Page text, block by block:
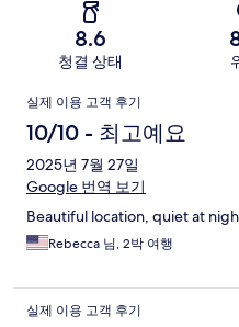
8.6
청결 상태
이
용
후
기
실제 이용 고객 후기
10/10 - 최고예요
2025년 7월 27일
Google 번역 보기
Beautiful location, quiet at
Rebecca 님, 2박 여행
실제 이용 고객 후기